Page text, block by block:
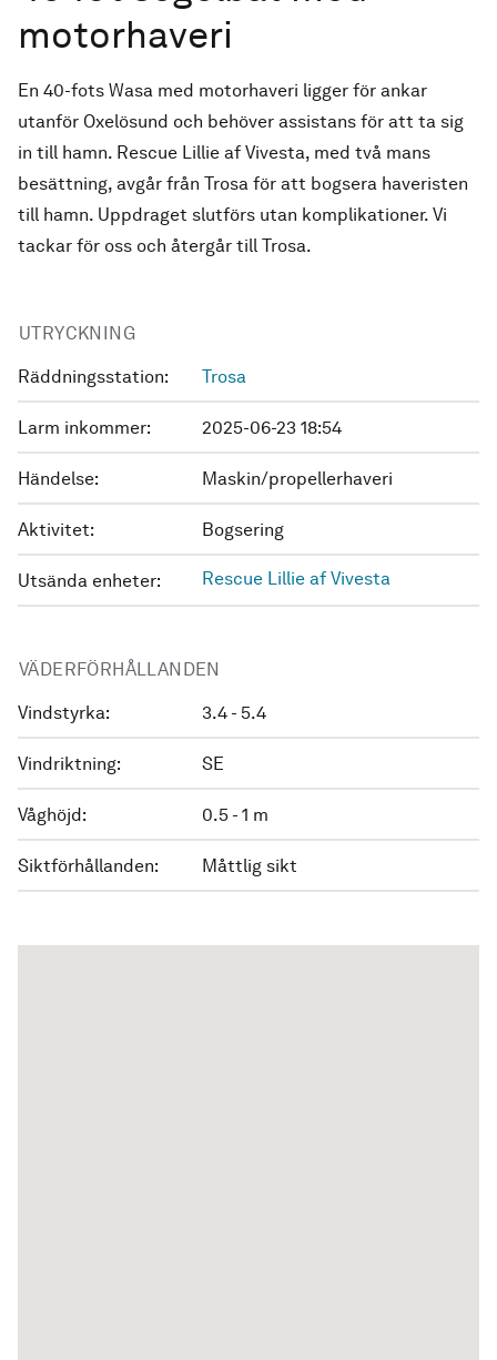
motorhaveri
En 40-fots Wasa med motorhaveri ligger för ankar
utanför Oxelösund och behöver assistans för att ta sig
in till hamn. Rescue Lillie af Vivesta, med två mans
besättning, avgår från Trosa för att bogsera haveristen
till hamn. Uppdraget slutförs utan komplikationer. Vi
tackar för oss och återgår till Trosa.
UTRYCKNING
Räddningsstation: Trosa
Larm inkommer: 2025-06-23 18:54
Händelse: Maskin/propellerhaveri
Aktivitet: Bogsering
Utsända enheter: Rescue Lillie af Vivesta
VÄDERFÖRHÅLLANDEN
Vindstyrka: 3.4 - 5.4
Vindriktning: SE
Våghöjd: 0.5 - 1 m
Siktförhållanden: Måttlig sikt